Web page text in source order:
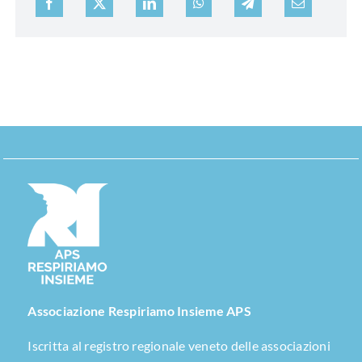
Associazione Respiriamo Insieme APS
Iscritta al registro regionale veneto delle associazioni